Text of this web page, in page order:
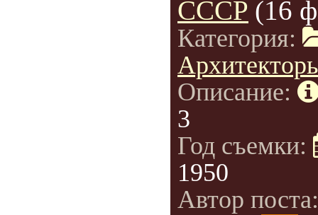
СССР (16
Категория:
Описание:
3
Год съемки:
1950
Автор